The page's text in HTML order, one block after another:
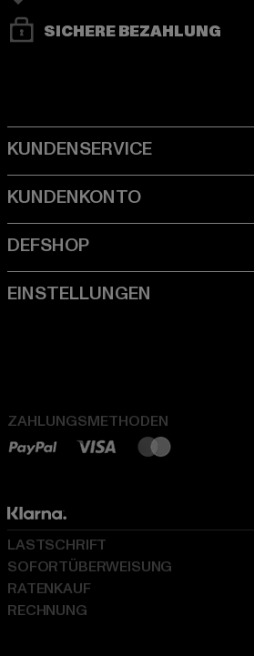
SICHERE BEZAHLUNG
ZAHLUNGSMETHODEN
LASTSCHRIFT
SOFORTÜBERWEISUNG
RATENKAUF
RECHNUNG